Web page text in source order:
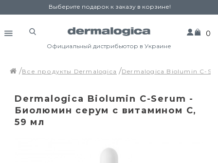
Выберите подарок к заказу в корзине!
0
Официальный дистрибьютор в Украине
Все продукты Dermalogica Dermalogica Biolumin C-
Dermalogica Biolumin C-Serum -
Биолюмин серум с витамином С,
59 мл